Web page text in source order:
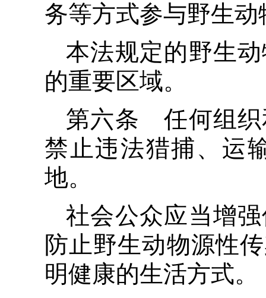
务等方式参与野生
本法规定的野生
的重要区域。
第六条 任何组织
禁止违法猎捕、运
地。
社会公众应当增
防止野生动物源性
明健康的生活方式。